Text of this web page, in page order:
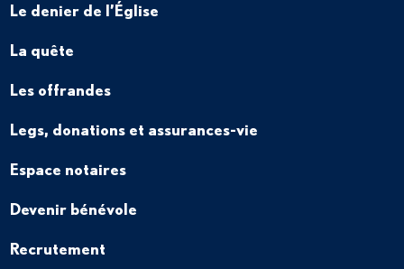
Le denier de l’Église
La quête
Les offrandes
Legs, donations et assurances-vie
Espace notaires
Devenir bénévole
Recrutement